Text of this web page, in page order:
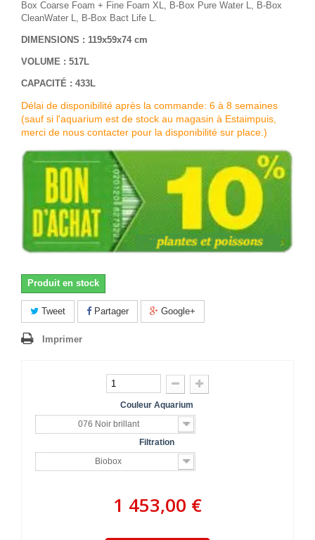
Box Coarse Foam + Fine Foam XL, B-Box Pure Water L, B-Box
CleanWater L, B-Box Bact Life L.
DIMENSIONS : 119x59x74 cm
VOLUME : 517L
CAPACITÉ : 433L
Délai de disponibilité après la commande: 6 à 8 semaines
(sauf si l'aquarium est de stock au magasin à Estaimpuis,
merci de nous contacter pour la disponibilité sur place.)
Produit en stock
Tweet Partager Google+
Imprimer
Couleur Aquarium
076 Noir brillant
Filtration
Biobox
1 453,00 €